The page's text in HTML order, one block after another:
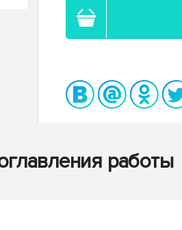
работы